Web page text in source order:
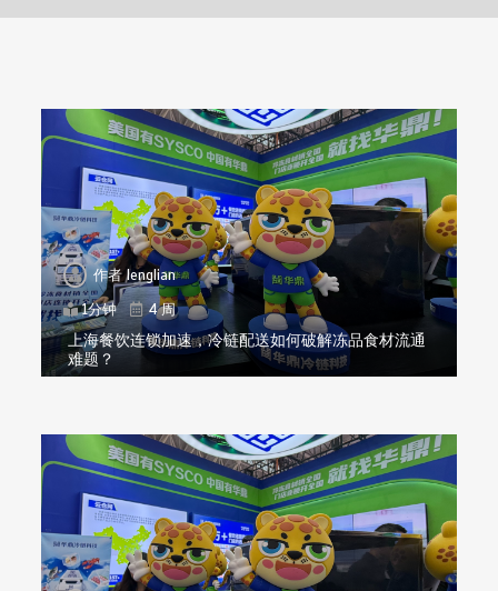
作者lenglian
1分钟
4 周
上海餐饮连锁加速，冷链配送如何破解冻品食材流通
难题？